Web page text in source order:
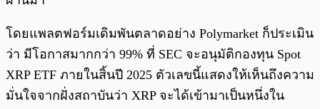
โดยแพลตฟอร์มเดิมพันตลาดอย่าง Polymarket ก็ประเมิน
ว่า มีโอกาสมากกว่า 99% ที่ SEC จะอนุมัติกองทุน Spot
XRP ETF ภายในสิ้นปี 2025 ตัวเลขนี้แสดงให้เห็นถึงความ
มั่นใจจากฝั่งสถาบันว่า XRP จะได้เข้ามาเป็นหนึ่งใน